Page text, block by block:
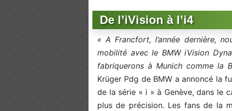
De l’iVision à l’i4
« A Francfort, l’année dernière,
mobilité avec le BMW iVision
fabriquerons à Munich comme la
Krüger Pdg de BMW a annoncé la
de la série « i » à Genève, dans le
plus de précision. Les fans de la